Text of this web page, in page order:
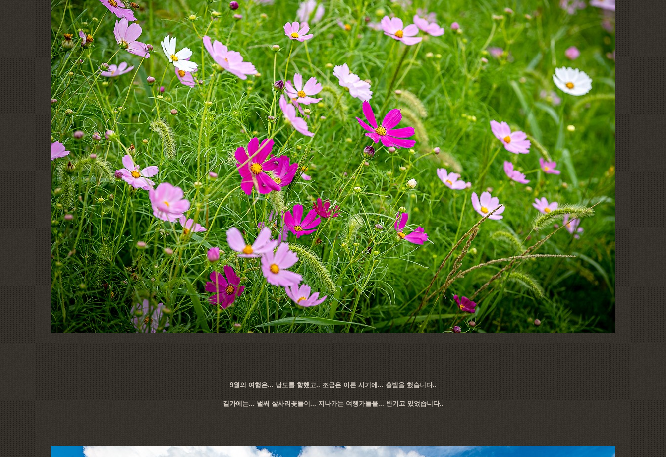
9월의 여행은... 남도를 향했고.. 조금은 이른 시기에... 출발을 했습니다..
길가에는... 벌써 살사리꽃들이... 지나가는 여행가들을... 반기고 있었습니다..